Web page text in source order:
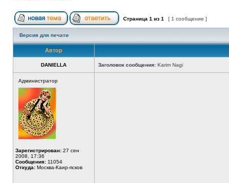
Страница 1 из 1 [ 1 сообщение ]
Версия для печати
Автор
DANIELLA Заголовок сообщения: Karim Nagi
Администратор
Зарегистрирован: 27 сен
2008, 17:36
Сообщения: 11054
Откуда: Москва-Каир-псков